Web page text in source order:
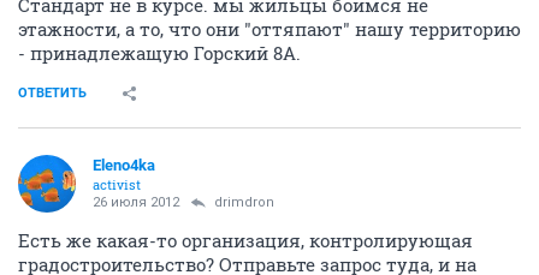
этажности, а то, что они "оттяпают" нашу территорию
- принадлежащую Горский 8А.
ОТВЕТИТЬ
Eleno4ka
activist
26 июля 2012 drimdron
Есть же какая-то организация, контролирующая
градостроительство? Отправьте запрос туда, и на